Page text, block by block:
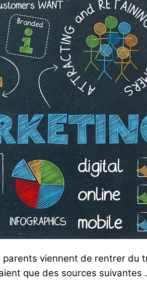
viennent de rentrer du
que des sources